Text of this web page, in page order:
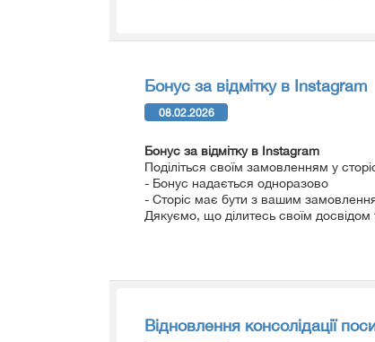
Бонус за відмітку в Instagram
08.02.2026
Бонус за відмітку в Instagram
Поділіться своїм замовленням у
- Бонус надається одноразово
- Сторіс має бути з вашим
Дякуємо, що ділитесь своїм
Відновлення консолідації